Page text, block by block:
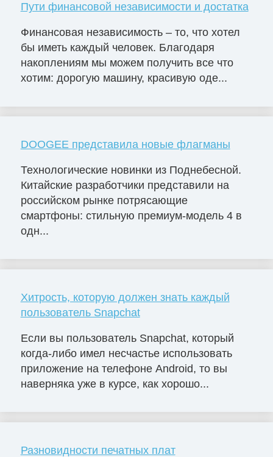
Пути финансовой независимости и достатка
Финансовая независимость – то, что хотел
бы иметь каждый человек. Благодаря
накоплениям мы можем получить все что
хотим: дорогую машину, красивую оде...
DOOGEE представила новые флагманы
Технологические новинки из Поднебесной.
Китайские разработчики представили на
российском рынке потрясающие
смартфоны: стильную премиум-модель 4 в
одн...
Хитрость, которую должен знать каждый
пользователь Snapchat
Если вы пользователь Snapchat, который
когда-либо имел несчастье использовать
приложение на телефоне Android, то вы
наверняка уже в курсе, как хорошо...
Разновидности печатных плат